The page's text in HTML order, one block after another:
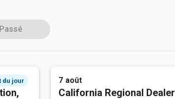
Passé
du jour 7 août
California Regional Dealer